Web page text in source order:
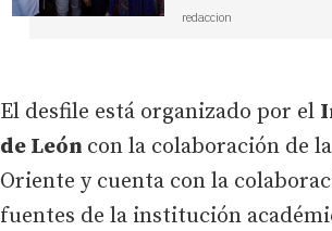
redaccion
El desfile está organizado por el
de León con la colaboración de
Oriente y cuenta con la
fuentes de la institución